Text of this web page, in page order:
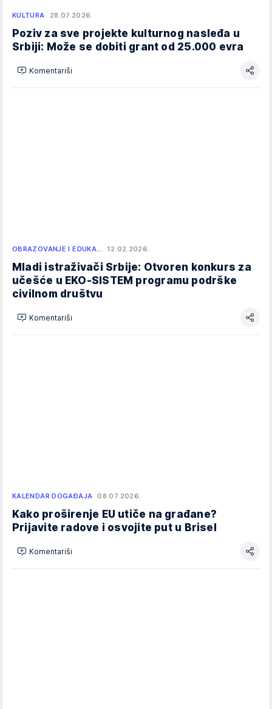
KULTURA 28.07.2026.
Poziv za sve projekte kulturnog nasleđa u
Srbiji: Može se dobiti grant od 25.000 evra
Komentariši
OBRAZOVANJE I EDUKA… 12.02.2026.
Mladi istraživači Srbije: Otvoren konkurs za
učešće u EKO-SISTEM programu podrške
civilnom društvu
Komentariši
KALENDAR DOGAĐAJA 08.07.2026.
Kako proširenje EU utiče na građane?
Prijavite radove i osvojite put u Brisel
Komentariši